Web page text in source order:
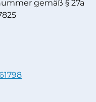
gemäß § 27a